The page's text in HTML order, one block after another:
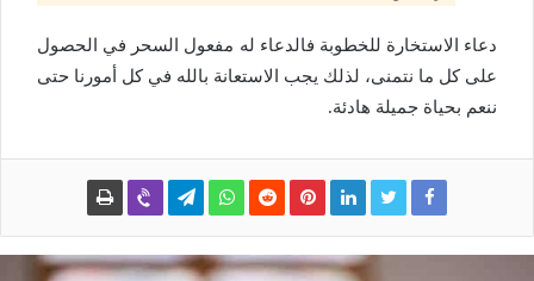
دعاء الاستخارة للخطوبة فالدعاء له مفعول السحر في الحصول
على كل ما نتمنى، لذلك يجب الاستعانة بالله في كل أمورنا حتى
ننعم بحياة جميلة هادئة.